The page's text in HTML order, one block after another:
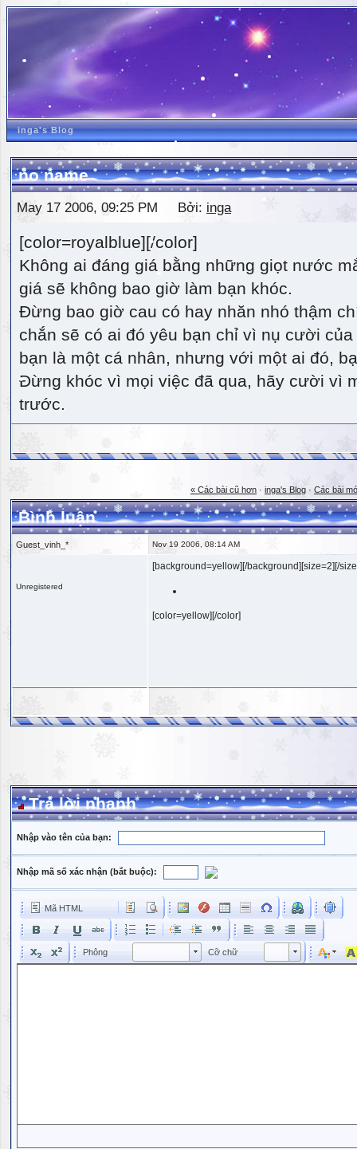
inga's Blog
no name
May 17 2006, 09:25 PM Bởi: inga
[color=royalblue][/color]
Không ai đáng giá bằng những giọt nước
giá sẽ không bao giờ làm bạn khóc.
Đừng bao giờ cau có hay nhăn nhó thậm
chắn sẽ có ai đó yêu bạn chỉ vì nụ cười
bạn là một cá nhân, nhưng với một ai đó,
Đừng khóc vì mọi việc đã qua, hãy cười vì
trước.
« Các bài cũ hơn · inga's Blog · Các bài
Bình luận
Guest_vinh_* Nov 19 2006, 08:14 AM
Unregistered
[background=yellow][/background][size=2][/
[color=yellow][/color]
Trả lời nhanh
Nhập vào tên của bạn:
Nhập mã số xác nhận (bắt buộc):
Mã HTML
Phông Phông Cỡ chữ Kích cỡ phông